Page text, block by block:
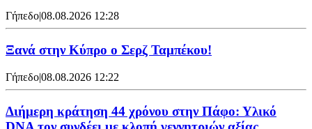
Γήπεδο|08.08.2026 12:28
Ξανά στην Κύπρο ο Σερζ Ταμπέκου!
Γήπεδο|08.08.2026 12:22
Διήμερη κράτηση 44 χρόνου στην Πάφο: Υλικό